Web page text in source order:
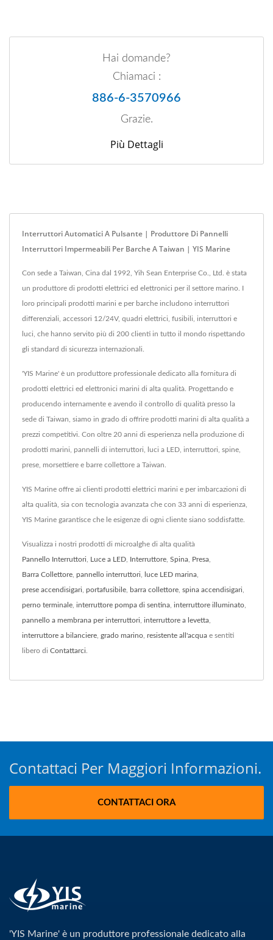
Hai domande?
Chiamaci :
886-6-3570966
Grazie.
Più Dettagli
Interruttori Automatici A Pulsante | Produttore Di Pannelli
Interruttori Impermeabili Per Barche A Taiwan | YIS Marine
Con sede a Taiwan, Cina dal 1992, Yih Sean Enterprise Co., Ltd. è stata
un produttore di prodotti elettrici ed elettronici per il settore marino. I
loro principali prodotti marini e per barche includono interruttori
differenziali, accessori 12/24V, quadri elettrici, fusibili, interruttori e
luci, che hanno servito più di 200 clienti in tutto il mondo rispettando
gli standard di sicurezza internazionali.
'YIS Marine' è un produttore professionale dedicato alla fornitura di
prodotti elettrici ed elettronici marini di alta qualità. Progettando e
producendo internamente e avendo il controllo di qualità presso la
sede di Taiwan, siamo in grado di offrire prodotti marini di alta qualità a
prezzi competitivi. Con oltre 20 anni di esperienza nella produzione di
prodotti marini, pannelli di interruttori, luci a LED, interruttori, spine,
prese, morsettiere e barre collettore a Taiwan.
YIS Marine offre ai clienti prodotti elettrici marini e per imbarcazioni di
alta qualità, sia con tecnologia avanzata che con 33 anni di esperienza,
YIS Marine garantisce che le esigenze di ogni cliente siano soddisfatte.
Visualizza i nostri prodotti di microalghe di alta qualità
Pannello Interruttori Luce a LED Interruttore Spina Presa
Barra Collettore pannello interruttori luce LED marina
prese accendisigari portafusibile barra collettore spina accendisigari
perno terminale interruttore pompa di sentina interruttore illuminato
pannello a membrana per interruttori interruttore a levetta
interruttore a bilanciere grado marino resistente all'acqua e sentiti
libero di Contattarci
Contattaci Per Maggiori Informazioni.
CONTATTACI ORA
'YIS Marine' è un produttore professionale dedicato alla